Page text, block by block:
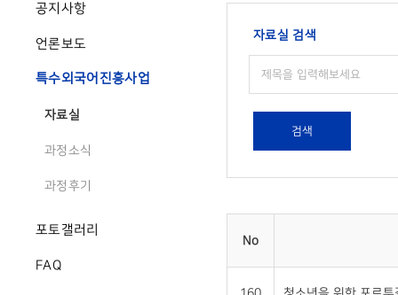
공지사항
언론보도
특수외국어진흥사업
자료실
과정소식
과정후기
포토갤러리
FAQ
자료실 검색
검색
No